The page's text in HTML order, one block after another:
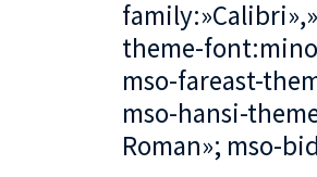
theme-
mso-fareast-
mso-hansi-
Roman»; mso-